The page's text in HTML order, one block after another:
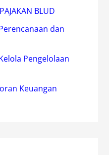
BLUD
dan
Pengelolaan
Keuangan